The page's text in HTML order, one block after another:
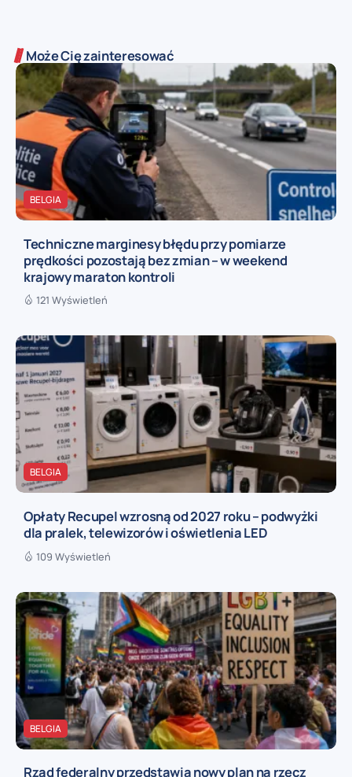
Może Cię zainteresować
BELGIA
Techniczne marginesy błędu przy pomiarze
prędkości pozostają bez zmian – w weekend
krajowy maraton kontroli
121 Wyświetleń
BELGIA
Opłaty Recupel wzrosną od 2027 roku – podwyżki
dla pralek, telewizorów i oświetlenia LED
109 Wyświetleń
BELGIA
Rząd federalny przedstawia nowy plan na rzecz